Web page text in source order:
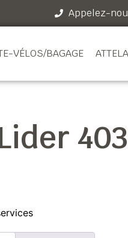
Appelez-
VÉLOS/BAGAGE